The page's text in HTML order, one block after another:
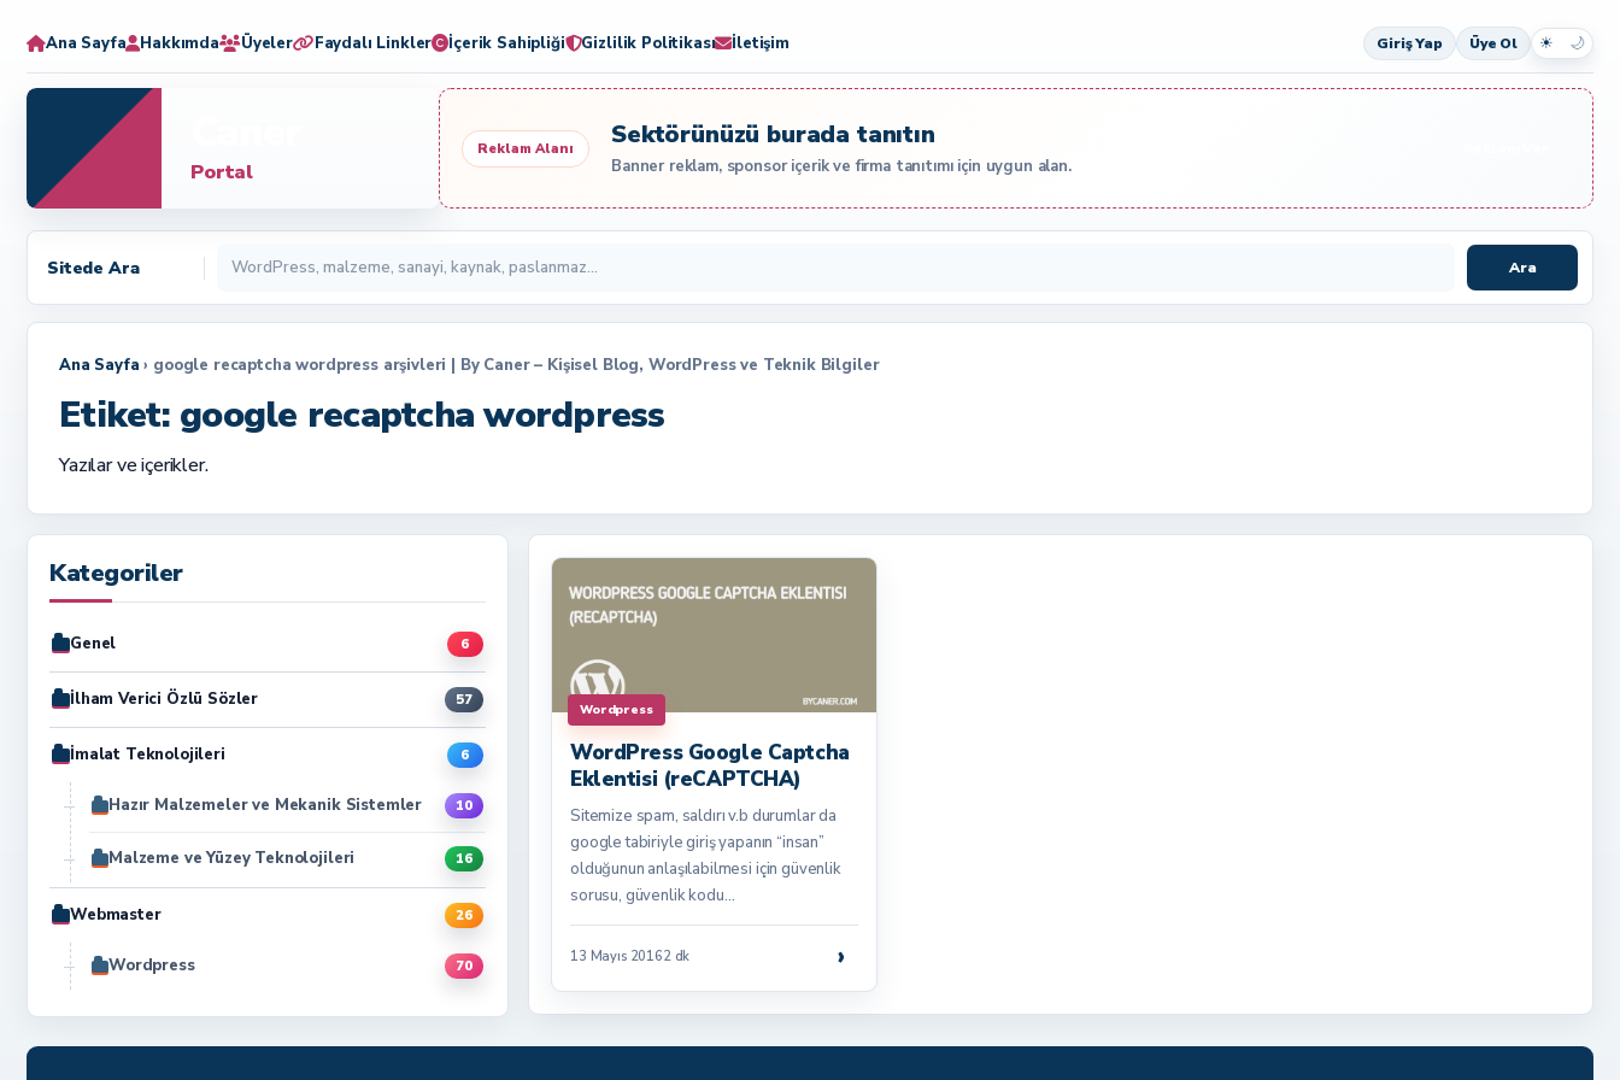
Ana Sayfa Hakkımda Üyeler Faydalı Linkler İçerik Sahipliği Gizlilik Politikası İletişim Giriş Yap Üye Ol ☀ 🌙
Portal
Reklam Alanı Sektörünüzü burada tanıtın
Banner reklam, sponsor içerik ve firma tanıtımı için uygun alan.
Sitede Ara Ara
Ana Sayfa › google recaptcha wordpress arşivleri | By Caner – Kişisel Blog, WordPress ve Teknik Bilgiler
Etiket: google recaptcha wordpress
Yazılar ve içerikler.
Kategoriler
Genel 6
İlham Verici Özlü Sözler 57
İmalat Teknolojileri 6
Hazır Malzemeler ve Mekanik Sistemler 10
Malzeme ve Yüzey Teknolojileri 16
Webmaster 26
Wordpress 70
Wordpress
WordPress Google Captcha
Eklentisi (reCAPTCHA)
Sitemize spam, saldırı v.b durumlar da
google tabiriyle giriş yapanın “insan”
olduğunun anlaşılabilmesi için güvenlik
sorusu, güvenlik kodu…
13 Mayıs 20162 dk ›